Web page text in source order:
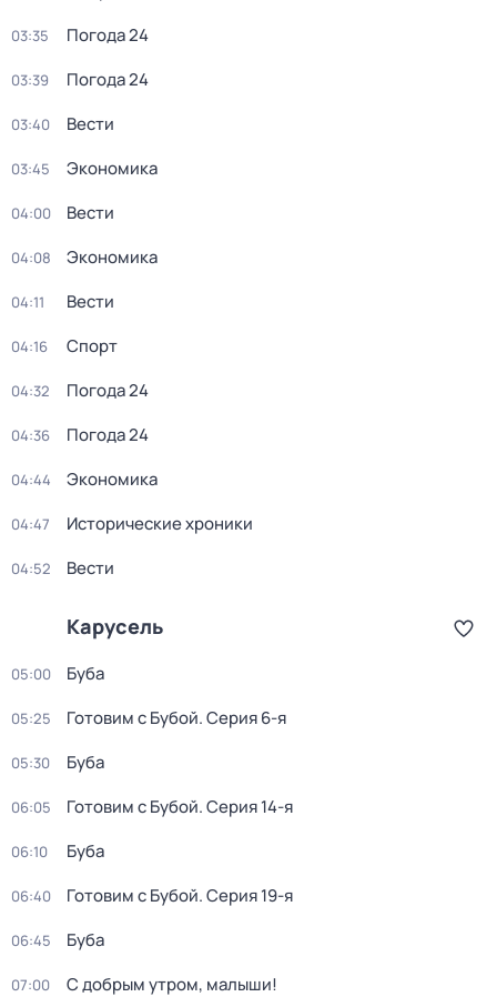
03:35 Погода 24
03:39 Погода 24
03:40 Вести
03:45 Экономика
04:00 Вести
04:08 Экономика
04:11 Вести
04:16 Спорт
04:32 Погода 24
04:36 Погода 24
04:44 Экономика
04:47 Исторические хроники
04:52 Вести
Карусель
05:00 Буба
05:25 Готовим с Бубой. Серия 6-я
05:30 Буба
06:05 Готовим с Бубой. Серия 14-я
06:10 Буба
06:40 Готовим с Бубой. Серия 19-я
06:45 Буба
07:00 С добрым утром, малыши!